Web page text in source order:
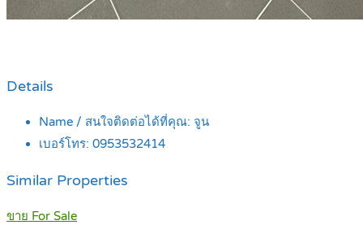
Details
Name / สนใจติดต่อได้ที่คุณ: จูน
เบอร์โทร: 0953532414
Similar Properties
ขาย For Sale